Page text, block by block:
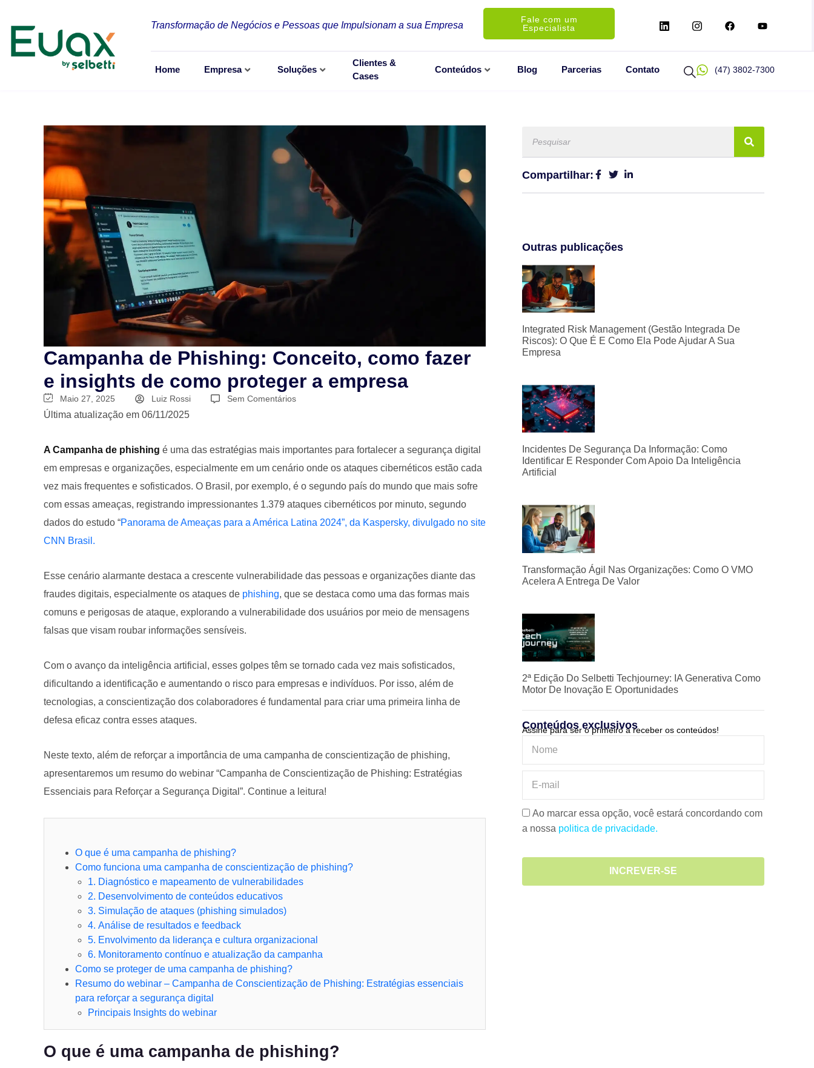
Transformação de Negócios e Pessoas que Impulsionam a sua Empresa
Fale com um
Especialista
Home Empresa Soluções
Clientes &
Cases
Conteúdos Blog Parcerias Contato (47) 3802-7300
Campanha de Phishing: Conceito, como fazer
e insights de como proteger a empresa
Maio 27, 2025 Luiz Rossi Sem Comentários
Última atualização em 06/11/2025
A Campanha de phishing é uma das estratégias mais importantes para fortalecer a segurança digital
em empresas e organizações, especialmente em um cenário onde os ataques cibernéticos estão cada
vez mais frequentes e sofisticados. O Brasil, por exemplo, é o segundo país do mundo que mais sofre
com essas ameaças, registrando impressionantes 1.379 ataques cibernéticos por minuto, segundo
dados do estudo “Panorama de Ameaças para a América Latina 2024”, da Kaspersky, divulgado no site
CNN Brasil.
Esse cenário alarmante destaca a crescente vulnerabilidade das pessoas e organizações diante das
fraudes digitais, especialmente os ataques de phishing, que se destaca como uma das formas mais
comuns e perigosas de ataque, explorando a vulnerabilidade dos usuários por meio de mensagens
falsas que visam roubar informações sensíveis.
Com o avanço da inteligência artificial, esses golpes têm se tornado cada vez mais sofisticados,
dificultando a identificação e aumentando o risco para empresas e indivíduos. Por isso, além de
tecnologias, a conscientização dos colaboradores é fundamental para criar uma primeira linha de
defesa eficaz contra esses ataques.
Neste texto, além de reforçar a importância de uma campanha de conscientização de phishing,
apresentaremos um resumo do webinar “Campanha de Conscientização de Phishing: Estratégias
Essenciais para Reforçar a Segurança Digital”. Continue a leitura!
O que é uma campanha de phishing?
Como funciona uma campanha de conscientização de phishing?
1. Diagnóstico e mapeamento de vulnerabilidades
2. Desenvolvimento de conteúdos educativos
3. Simulação de ataques (phishing simulados)
4. Análise de resultados e feedback
5. Envolvimento da liderança e cultura organizacional
6. Monitoramento contínuo e atualização da campanha
Como se proteger de uma campanha de phishing?
Resumo do webinar – Campanha de Conscientização de Phishing: Estratégias essenciais
para reforçar a segurança digital
Principais Insights do webinar
O que é uma campanha de phishing?
Compartilhar:
Outras publicações
Integrated Risk Management (Gestão Integrada De
Riscos): O Que É E Como Ela Pode Ajudar A Sua
Empresa
Incidentes De Segurança Da Informação: Como
Identificar E Responder Com Apoio Da Inteligência
Artificial
Transformação Ágil Nas Organizações: Como O VMO
Acelera A Entrega De Valor
2ª Edição Do Selbetti Techjourney: IA Generativa Como
Motor De Inovação E Oportunidades
Conteúdos exclusivos
Assine para ser o primeiro a receber os conteúdos!
Ao marcar essa opção, você estará concordando com
a nossa politica de privacidade.
INCREVER-SE